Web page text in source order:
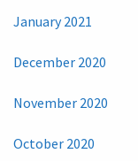
January 2021
December 2020
November 2020
October 2020